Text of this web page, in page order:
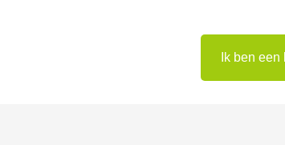
Ik ben een